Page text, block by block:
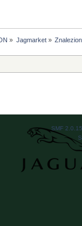
» Jagmarket»
SMF 2.0.15